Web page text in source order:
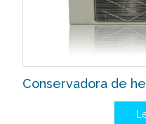
Conservadora de